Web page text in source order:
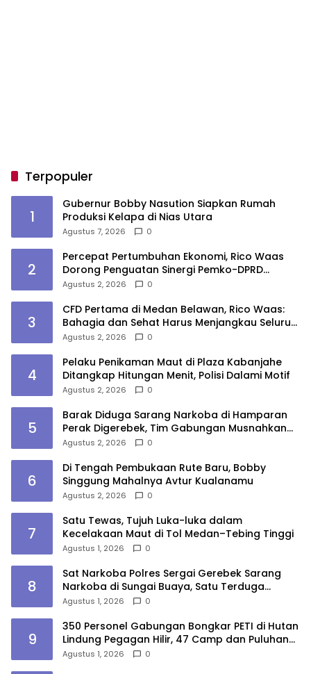
Terpopuler
1
Gubernur Bobby Nasution Siapkan Rumah
Produksi Kelapa di Nias Utara
Agustus 7, 2026 0
2
Percepat Pertumbuhan Ekonomi, Rico Waas
Dorong Penguatan Sinergi Pemko-DPRD
Medan
Agustus 2, 2026 0
3
CFD Pertama di Medan Belawan, Rico Waas:
Bahagia dan Sehat Harus Menjangkau Seluruh
Sudut Kota Medan
Agustus 2, 2026 0
4
Pelaku Penikaman Maut di Plaza Kabanjahe
Ditangkap Hitungan Menit, Polisi Dalami Motif
Agustus 2, 2026 0
5
Barak Diduga Sarang Narkoba di Hamparan
Perak Digerebek, Tim Gabungan Musnahkan
Lokasi
Agustus 2, 2026 0
6
Di Tengah Pembukaan Rute Baru, Bobby
Singgung Mahalnya Avtur Kualanamu
Agustus 2, 2026 0
7
Satu Tewas, Tujuh Luka-luka dalam
Kecelakaan Maut di Tol Medan–Tebing Tinggi
Agustus 1, 2026 0
8
Sat Narkoba Polres Sergai Gerebek Sarang
Narkoba di Sungai Buaya, Satu Terduga
Pelaku Diamankan
Agustus 1, 2026 0
9
350 Personel Gabungan Bongkar PETI di Hutan
Lindung Pegagan Hilir, 47 Camp dan Puluhan
Peralatan Dimusnahkan
Agustus 1, 2026 0